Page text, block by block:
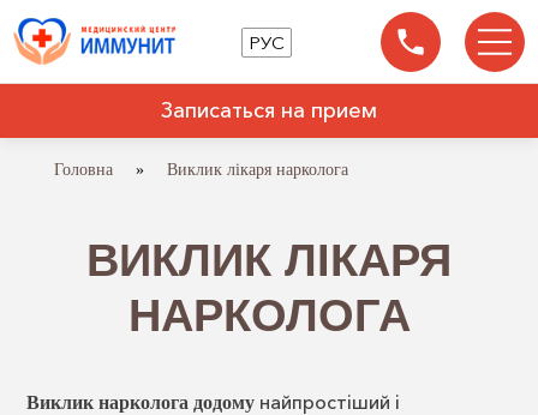
РУС
Записаться на прием
Головна » Виклик лікаря нарколога
ВИКЛИК ЛІКАРЯ
НАРКОЛОГА
Виклик нарколога додому найпростіший і